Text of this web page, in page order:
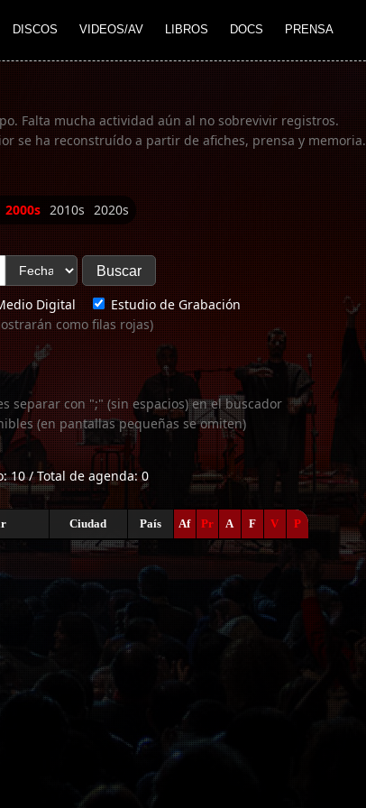
DISCOS VIDEOS/AV LIBROS DOCS PRENSA
Falta mucha actividad aún al no sobrevivir registros.
se ha reconstruído a partir de afiches, prensa y memoria.
2000s 2010s 2020s
Digital
Estudio de Grabación
como filas rojas)
separar con ";" (sin espacios) en el buscador
(en pantallas pequeñas se omiten)
10 / Total de agenda: 0
Ciudad País Af Pr A F V P